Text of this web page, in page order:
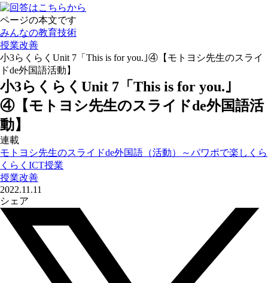
ページの本文です
みんなの教育技術
授業改善
小3らくらくUnit 7「This is for you.｣④【モトヨシ先生のスライ
ドde外国語活動】
小3らくらくUnit 7「This is for you.｣
④【モトヨシ先生のスライドde外国語活
動】
連載
モトヨシ先生のスライドde外国語（活動）～パワポで楽しくら
くらくICT授業
授業改善
2022.11.11
シェア